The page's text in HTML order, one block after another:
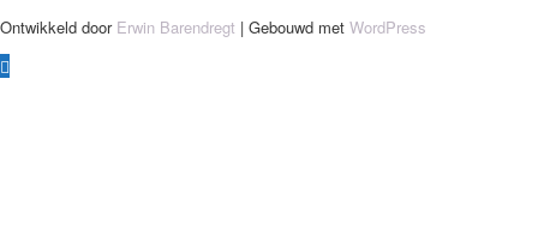
Ontwikkeld door Erwin Barendregt | Gebouwd met WordPress